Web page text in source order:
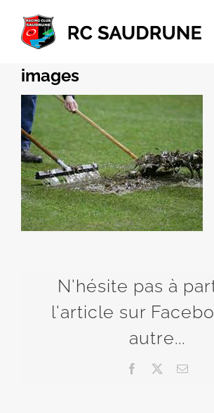
Passer
contenu
images
N'hésite pas à
l'article sur
autre...
Facebook Email